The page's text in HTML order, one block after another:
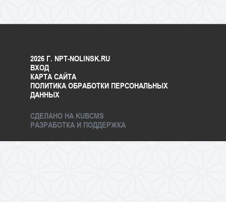
2026 Г. NPT-NOLINSK.RU
ВХОД
КАРТА САЙТА
ПОЛИТИКА ОБРАБОТКИ ПЕРСОНАЛЬНЫХ
ДАННЫХ
СДЕЛАНО НА KUBCMS
РАЗРАБОТКА И ПОДДЕРЖКА